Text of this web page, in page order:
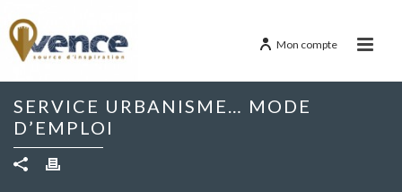
Mon compte
SERVICE URBANISME… MODE
D’EMPLOI